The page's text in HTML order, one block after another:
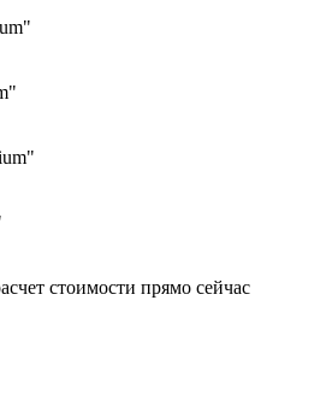
стоимости прямо сейчас